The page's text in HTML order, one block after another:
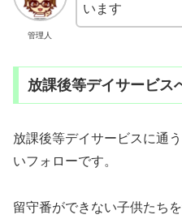
管理人
います
放課後等デイサービス
放課後等デイサービスに通
いフォローです。
留守番ができない子供たち